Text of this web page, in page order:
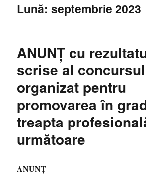
Lună:septembrie 2023
ANUNȚ cu
scrise al
organizat pentru
promovarea în
treapta
următoare
ANUNȚ